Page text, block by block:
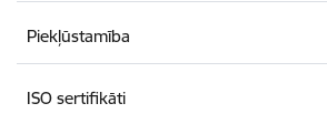
Piekļūstamība
ISO sertifikāti